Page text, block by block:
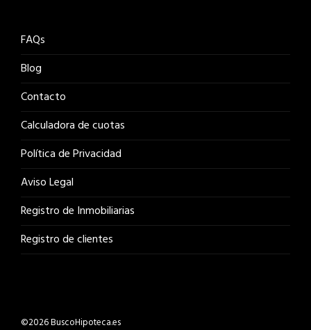
FAQs
Blog
Contacto
Calculadora de cuotas
Política de Privacidad
Aviso Legal
Registro de Inmobiliarias
Registro de clientes
©2026 BuscoHipoteca.es